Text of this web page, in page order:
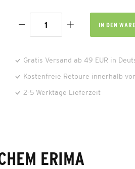
IN DEN
Gratis Versand ab 49 EUR in
Kostenfreie Retoure innerhalb
2-5 Werktage Lieferzeit
ERIMA